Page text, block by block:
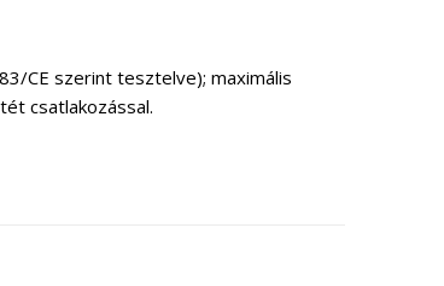
CE szerint tesztelve); maximális
csatlakozással.